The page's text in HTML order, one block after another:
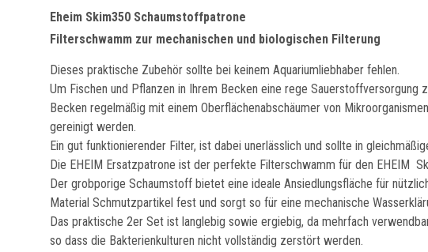
Eheim Skim350 Schaumstoffpatrone
Filterschwamm zur mechanischen und biologischen Filterung
Dieses praktische Zubehör sollte bei keinem Aquariumliebhaber fehlen.
Um Fischen und Pflanzen in Ihrem Becken eine rege Sauerstoffversorgung
Becken regelmäßig mit einem Oberflächenabschäumer von
gereinigt werden.
Ein gut funktionierender Filter, ist dabei unerlässlich und sollte in
Die EHEIM Ersatzpatrone ist der perfekte Filterschwamm für den EHEIM
Der grobporige Schaumstoff bietet eine ideale Ansiedlungsfläche für
Material Schmutzpartikel fest und sorgt so für eine mechanische
Das praktische 2er Set ist langlebig sowie ergiebig, da mehrfach
so dass die Bakterienkulturen nicht vollständig zerstört werden.